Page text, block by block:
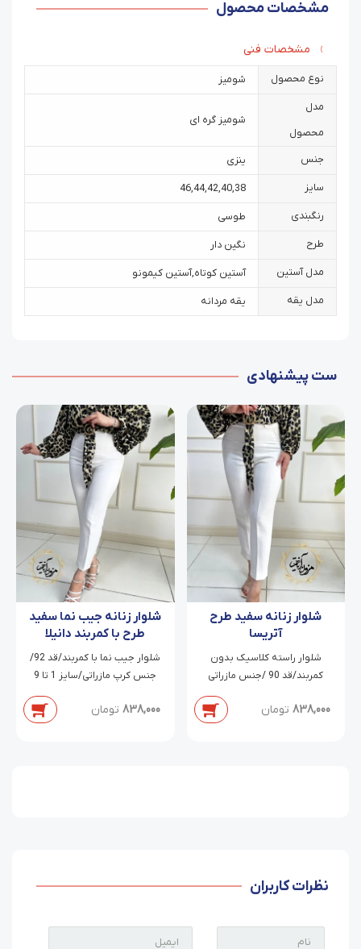
مشخصات محصول
مشخصات فنی
نوع محصول شومیز
مدل
محصول
شومیز گره ای
جنس ینزی
سایز 38
,
40
,
42
,
44
,
46
رنگبندی طوسی
طرح نگین دار
مدل آستین آستین کوتاه,آستین کیمونو
مدل یقه یقه مردانه
ست پیشنهادی
شلوار زنانه سفید طرح
آتریسا
شلوار راسته کلاسیک بدون
کمربند/قد 90 /جنس مازراتی
838,000 تومان
شلوار زنانه جیب نما سفید
طرح با کمربند دانیلا
شلوار جیب نما با کمربند/قد 92/
جنس کرپ مازراتی/سایز 1 تا 9
838,000 تومان
نظرات کاربران